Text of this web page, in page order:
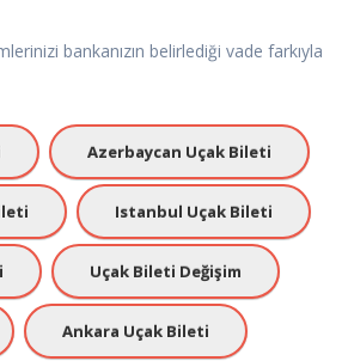
bankanızın belirlediği vade farkıyla
Azerbaycan Uçak Bileti
Istanbul Uçak Bileti
Uçak Bileti Değişim
Ankara Uçak Bileti